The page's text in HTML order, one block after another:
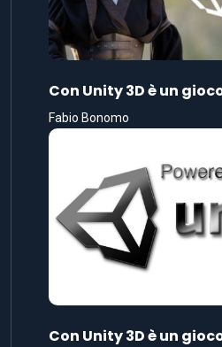
Con Unity 3D è un
Fabio Bonomo
Con Unity 3D è un